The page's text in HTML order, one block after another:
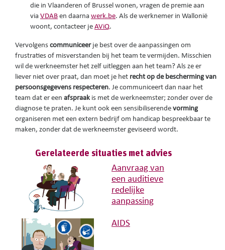
die in Vlaanderen of Brussel wonen, vragen de premie aan
via VDAB en daarna werk.be. Als de werknemer in Wallonië
woont, contacteer je AViQ.
Vervolgens communiceer je best over de aanpassingen om
frustraties of misverstanden bij het team te vermijden. Misschien
wil de werkneemster het zelf uitleggen aan het team? Als ze er
liever niet over praat, dan moet je het recht op de bescherming van
persoonsgegevens respecteren. Je communiceert dan naar het
team dat er een afspraak is met de werkneemster; zonder over de
diagnose te praten. Je kunt ook een sensibiliserende vorming
organiseren met een extern bedrijf om handicap bespreekbaar te
maken, zonder dat de werkneemster geviseerd wordt.
Gerelateerde situaties met advies
Aanvraag van
een auditieve
redelijke
aanpassing
AIDS